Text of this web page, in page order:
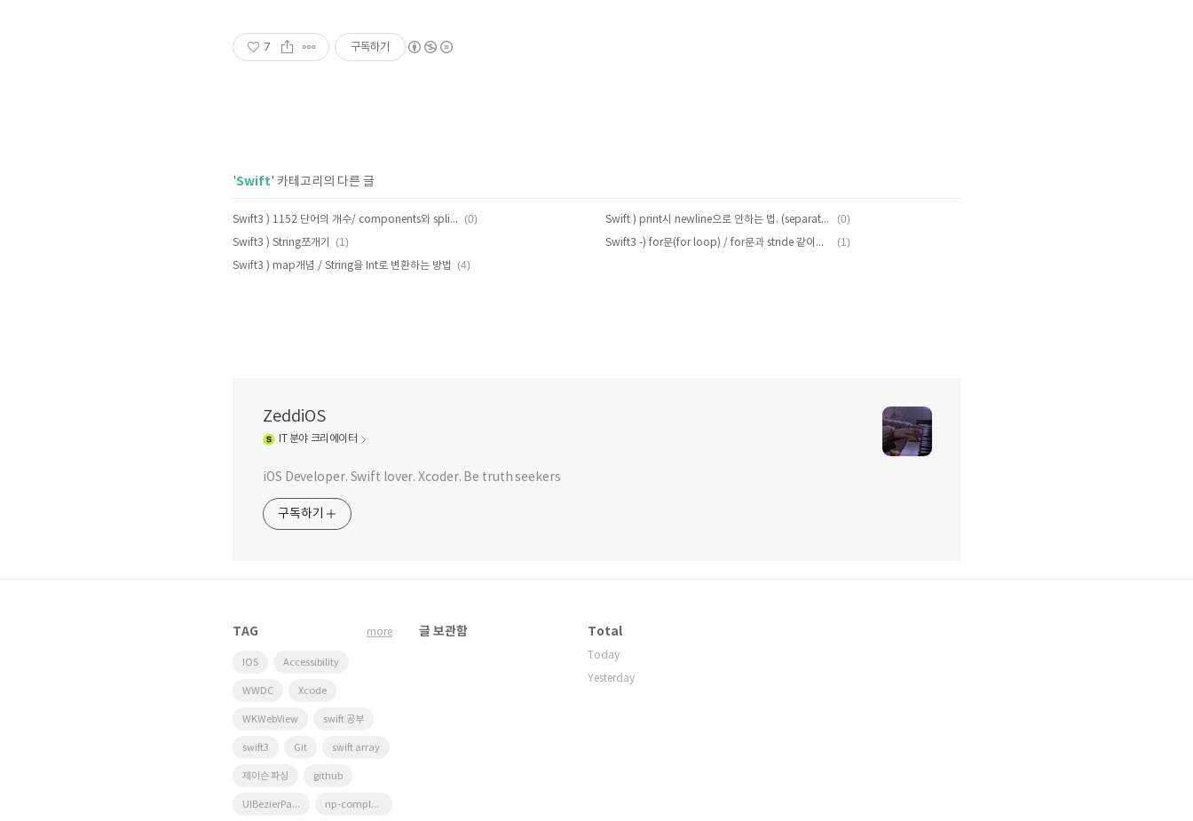
7 구독하기
'Swift' 카테고리의 다른 글
Swift3 ) 1152 단어의 개수/ components와 split의 차이 (0) Swift ) print시 newline으로 안하는 법. (separator, terminator) (0)
Swift3 ) String쪼개기 (1) Swift3 -) for문(for loop) / for문과 stride 같이쓰기 (1)
Swift3 ) map개념 / String을 Int로 변환하는 방법 (4)
ZeddiOS
분야 크리에이터
iOS Developer. Swift lover. Xcoder. Be truth seekers
구독하기
TAG
IOS Accessibility
WWDC Xcode
WKWebView swift 공부
swift3 Git swift array
제이슨 파싱 github
UIBezierPath np-complete
more 글 보관함 Total
Today
Yesterday